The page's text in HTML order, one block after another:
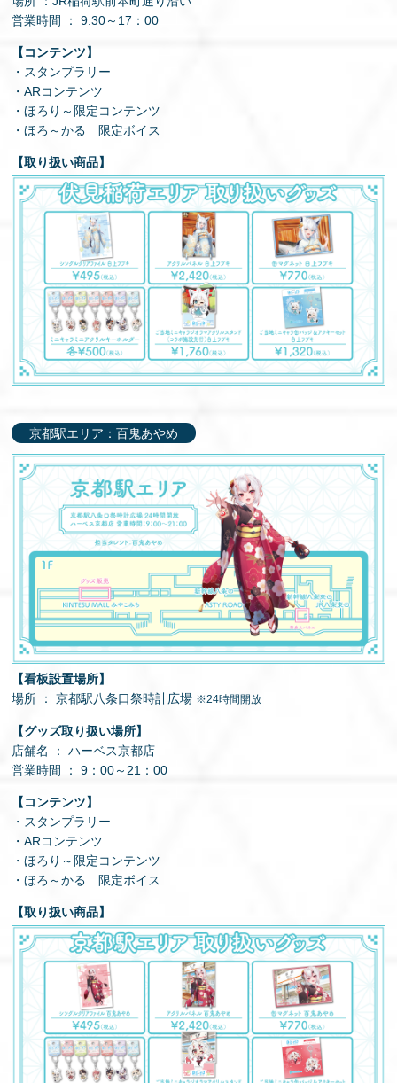
営業時間 ： 9:30～17：00
【コンテンツ】
・スタンプラリー
・ARコンテンツ
・ほろり～限定コンテンツ
・ほろ～かる 限定ボイス
【取り扱い商品】
京都駅エリア：百鬼あやめ
【看板設置場所】
場所 ： 京都駅八条口祭時計広場 ※24時間開放
【グッズ取り扱い場所】
店舗名 ： ハーベス京都店
営業時間 ： 9：00～21：00
【コンテンツ】
・スタンプラリー
・ARコンテンツ
・ほろり～限定コンテンツ
・ほろ～かる 限定ボイス
【取り扱い商品】